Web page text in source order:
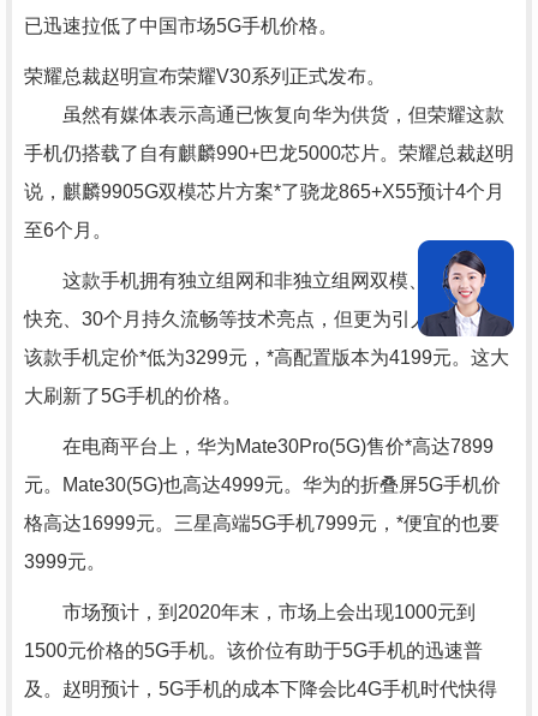
已迅速拉低了中国市场5G手机价格。
荣耀总裁赵明宣布荣耀V30系列正式发布。
虽然有媒体表示高通已恢复向华为供货，但荣耀这款
手机仍搭载了自有麒麟990+巴龙5000芯片。荣耀总裁赵明
说，麒麟9905G双模芯片方案*了骁龙865+X55预计4个月
至6个月。
这款手机拥有独立组网和非独立组网双模、无线超级
快充、30个月持久流畅等技术亮点，但更为引人关注的是
该款手机定价*低为3299元，*高配置版本为4199元。这大
大刷新了5G手机的价格。
在电商平台上，华为Mate30Pro(5G)售价*高达7899
元。Mate30(5G)也高达4999元。华为的折叠屏5G手机价
格高达16999元。三星高端5G手机7999元，*便宜的也要
3999元。
市场预计，到2020年末，市场上会出现1000元到
1500元价格的5G手机。该价位有助于5G手机的迅速普
及。赵明预计，5G手机的成本下降会比4G手机时代快得